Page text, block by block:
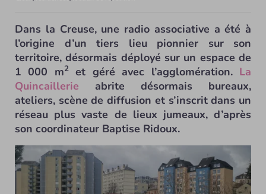
Dans la Creuse, une radio associative a été à
l’origine d’un tiers lieu pionnier sur son
territoire, désormais déployé sur un espace de
1 000 m2et géré avec l’agglomération. La
Quincaillerie abrite désormais bureaux,
ateliers, scène de diffusion et s’inscrit dans un
réseau plus vaste de lieux jumeaux, d’après
son coordinateur Baptise Ridoux.